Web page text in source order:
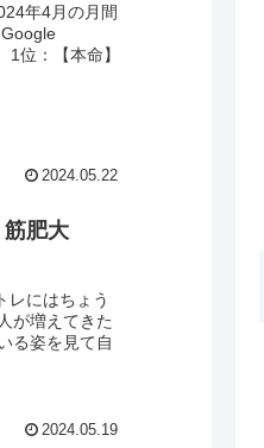
年4月の月間
位：【本命】
2024.05.22
筋肥大
レにはちょう
が増えてきた
る姿を見て自
2024.05.19